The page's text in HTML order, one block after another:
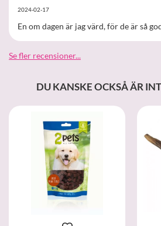
2024-02-17
En om dagen är jag värd, för de är så
Se fler recensioner...
DU KANSKE OCKSÅ ÄR